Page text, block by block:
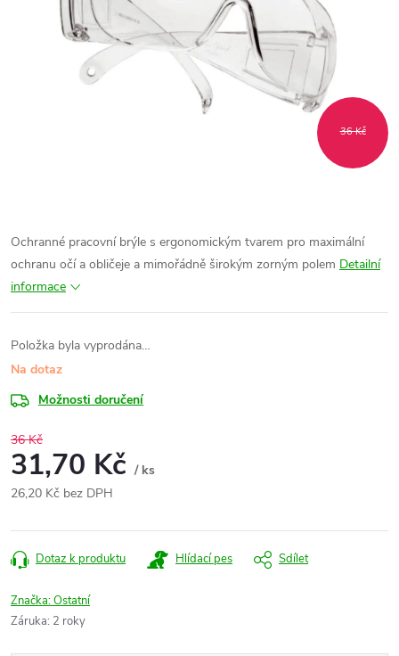
36 Kč
Ochranné pracovní brýle s ergonomickým tvarem pro maximální
ochranu očí a obličeje a mimořádně širokým zorným polem Detailní
informace
Položka byla vyprodána…
Na dotaz
Možnosti doručení
36 Kč
31,70 Kč / ks
26,20 Kč bez DPH
cena:
Dotaz k produktu Hlídací pes Sdílet
Značka:Ostatní
Záruka: 2 roky